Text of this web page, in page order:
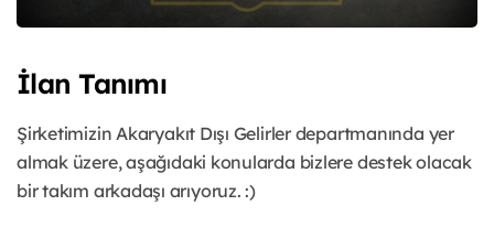
İlan Tanımı
Şirketimizin Akaryakıt Dışı Gelirler departmanında yer
almak üzere, aşağıdaki konularda bizlere destek olacak
bir takım arkadaşı arıyoruz. :)